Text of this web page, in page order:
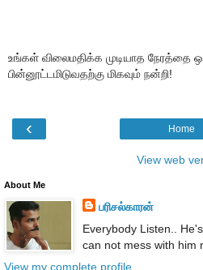
உங்கள் விலைமதிக்க முடியாத நேரத்தை
பின்னூட்டமிடுவதற்கு மிகவும் நன்றி!
‹ Home
View web
About Me
பரிசல்காரன்
Everybody Listen..
can not mess with him
View my complete profile